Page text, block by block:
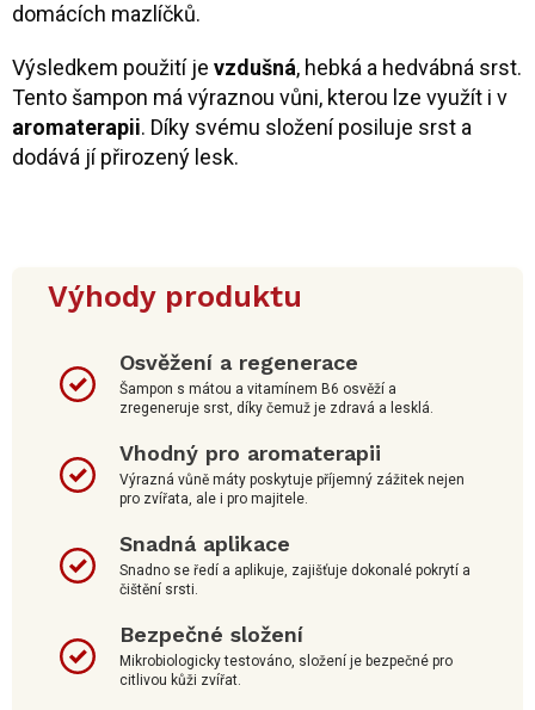
domácích mazlíčků.
Výsledkem použití je vzdušná, hebká a hedvábná srst.
Tento šampon má výraznou vůni, kterou lze využít i v
aromaterapii. Díky svému složení posiluje srst a
dodává jí přirozený lesk.
Výhody produktu
Osvěžení a regenerace
Šampon s mátou a vitamínem B6 osvěží a
zregeneruje srst, díky čemuž je zdravá a lesklá.
Vhodný pro aromaterapii
Výrazná vůně máty poskytuje příjemný zážitek nejen
pro zvířata, ale i pro majitele.
Snadná aplikace
Snadno se ředí a aplikuje, zajišťuje dokonalé pokrytí a
čištění srsti.
Bezpečné složení
Mikrobiologicky testováno, složení je bezpečné pro
citlivou kůži zvířat.